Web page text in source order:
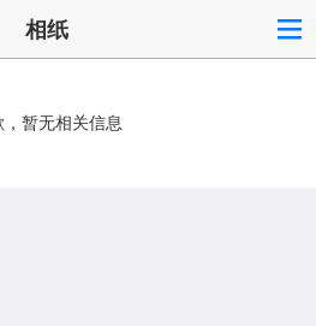
相纸
，暂无相关信息